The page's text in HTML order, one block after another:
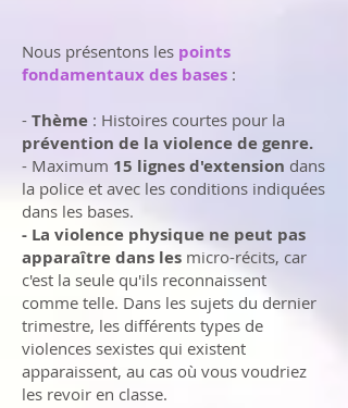
Nous présentons les points
fondamentaux des bases :
- Thème : Histoires courtes pour la
prévention de la violence de genre.
- Maximum 15 lignes d'extension dans
la police et avec les conditions indiquées
dans les bases.
- La violence physique ne peut pas
apparaître dans les micro-récits, car
c'est la seule qu'ils reconnaissent
comme telle. Dans les sujets du dernier
trimestre, les différents types de
violences sexistes qui existent
apparaissent, au cas où vous voudriez
les revoir en classe.